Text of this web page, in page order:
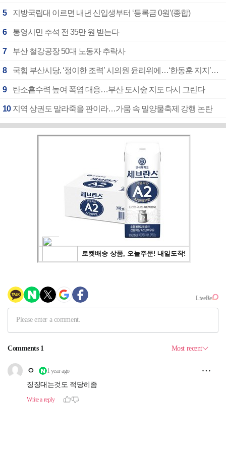
5 지방국립대 이르면 내년 신입생부터 ‘등록금 0원’(종합)
6 통영시민 추석 전 35만 원 받는다
7 부산 철강공장 50대 노동자 추락사
8 국힘 부산시당, ‘정이한 조력’ 시의원 윤리위에…‘한동훈 지지’도 신고접수
9 탄소흡수력 높여 폭염 대응…부산 도시숲 지도 다시 그린다
10 지역 상권도 말라죽을 판이라…가뭄 속 밀양물축제 강행 논란